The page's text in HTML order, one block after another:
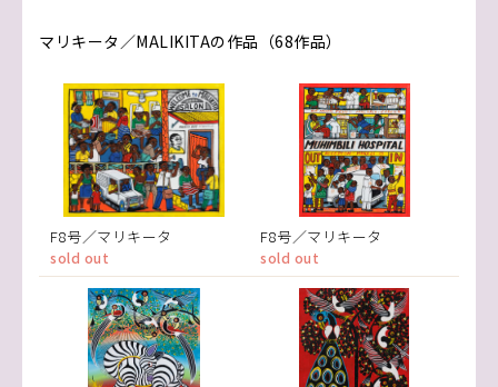
マリキータ／MALIKITAの作品（68作品）
F8号／マリキータ
sold out
F8号／マリキータ
sold out